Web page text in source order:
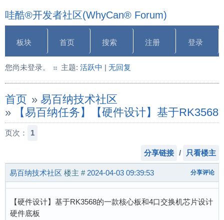
哇酷®开发者社区(WhyCan® Forum)
板块 首页 搜索 注册 登录
您尚未登录。 主题: 活跃中 | 无回复
首页 » 易百纳技术社区
»
【易百纳任务】【硬件设计】基于
页次： 1
分享链接 / 只看楼主
易百纳技术社区 楼主 # 2024-04-03 09:39:53 分享评论
【硬件设计】基于RK3568的一款核心板和4口交换机芯片设计
硬件底板